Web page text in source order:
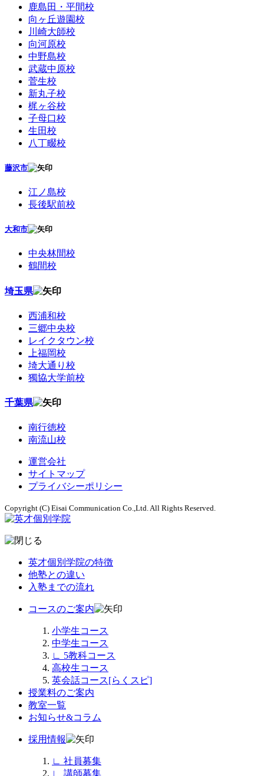
鹿島田・平間校
向ヶ丘遊園校
川崎大師校
向河原校
中野島校
武蔵中原校
菅生校
新丸子校
梶ヶ谷校
子母口校
生田校
八丁畷校
藤沢市
江ノ島校
長後駅前校
大和市
中央林間校
鶴間校
埼玉県
西浦和校
三郷中央校
レイクタウン校
上福岡校
埼大通り校
獨協大学前校
千葉県
南行徳校
南流山校
運営会社
サイトマップ
プライバシーポリシー
Copyright (C) Eisai Communication Co.,Ltd. All Rights Reserved.
英才個別学院の特徴
他塾との違い
入塾までの流れ
コースのご案内
小学生コース
中学生コース
∟ 5教科コース
高校生コース
英会話コース[らくスピ]
授業料のご案内
教室一覧
お知らせ&コラム
採用情報
∟ 社員募集
∟ 講師募集